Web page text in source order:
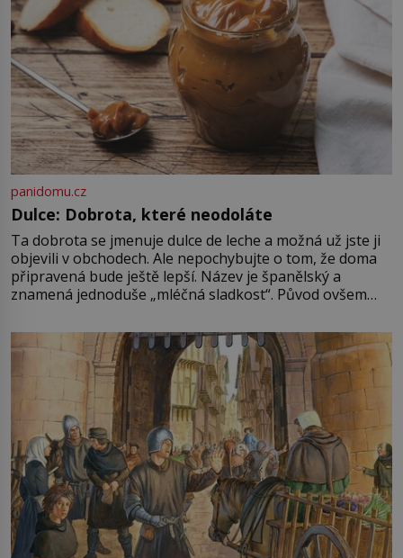
panidomu.cz
Dulce: Dobrota, které neodoláte
Ta dobrota se jmenuje dulce de leche a možná už jste ji
objevili v obchodech. Ale nepochybujte o tom, že doma
připravená bude ještě lepší. Název je španělský a
znamená jednoduše „mléčná sladkost“. Původ ovšem
pře hned několik latinskoamerických zemí a k tomu
Francie, kde se traduje,